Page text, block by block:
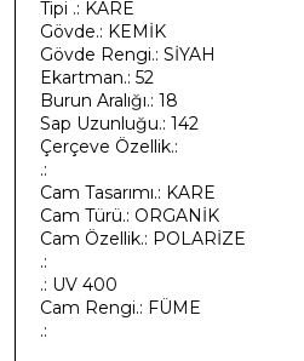
Tipi .: KARE
Gövde.: KEMİK
Gövde Rengi.: SİYAH
Ekartman.: 52
Burun Aralığı.: 18
Sap Uzunluğu.: 142
Çerçeve Özellik.:
.:
Cam Tasarımı.: KARE
Cam Türü.: ORGANİK
Cam Özellik.: POLARİZE
.:
.: UV 400
Cam Rengi.: FÜME
.: